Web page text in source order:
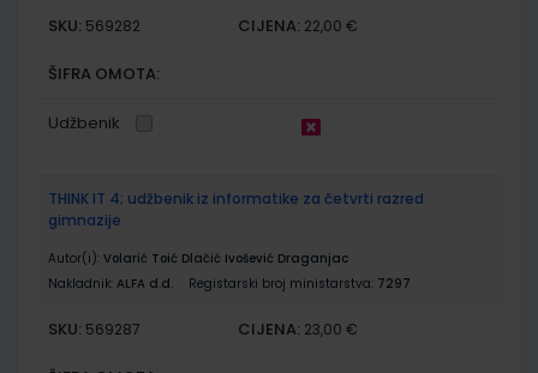
SKU: 569282 CIJENA: 22,00 €
ŠIFRA OMOTA:
Udžbenik
THINK IT 4; udžbenik iz informatike za četvrti razred
gimnazije
Autor(i): Volarić Toić Dlačić Ivošević Draganjac
Nakladnik: ALFA d.d. Registarski broj ministarstva: 7297
SKU: 569287 CIJENA: 23,00 €